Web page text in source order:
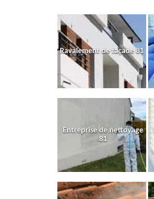
Ravalement de façade 81
Entreprise de nettoyage
81